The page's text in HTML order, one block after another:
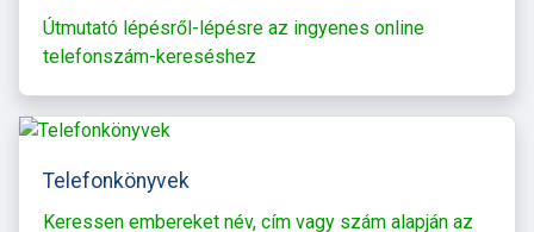
Útmutató lépésről-lépésre az ingyenes online
telefonszám-kereséshez
Telefonkönyvek
Keressen embereket név, cím vagy szám alapján az